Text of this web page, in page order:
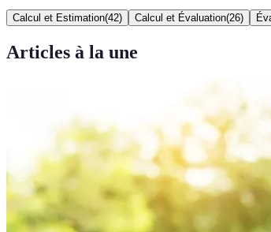
Calcul et Estimation(42) Calcul et Évaluation(26)
Articles à la une